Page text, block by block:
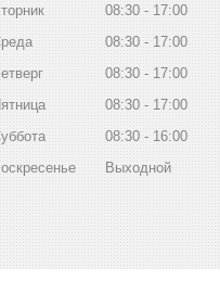
08:30
17:00
08:30
17:00
08:30
17:00
08:30
17:00
08:30
16:00
Выходной